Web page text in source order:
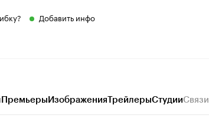
Добавить инфо
ПремьерыИзображенияТрейлерыСтудииСвязи